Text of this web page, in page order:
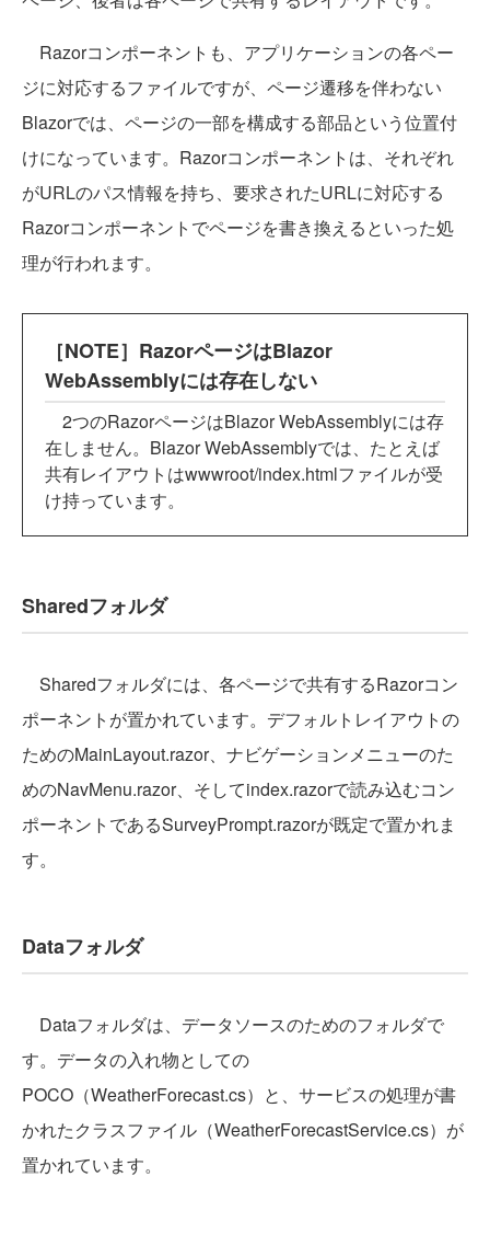
Razorコンポーネントも、アプリケーションの各ペー
ジに対応するファイルですが、ページ遷移を伴わない
Blazorでは、ページの一部を構成する部品という位置付
けになっています。Razorコンポーネントは、それぞれ
がURLのパス情報を持ち、要求されたURLに対応する
Razorコンポーネントでページを書き換えるといった処
理が行われます。
［NOTE］RazorページはBlazor
WebAssemblyには存在しない
2つのRazorページはBlazor WebAssemblyには存
在しません。Blazor WebAssemblyでは、たとえば
共有レイアウトはwwwroot/index.htmlファイルが受
け持っています。
Sharedフォルダ
Sharedフォルダには、各ページで共有するRazorコン
ポーネントが置かれています。デフォルトレイアウトの
ためのMainLayout.razor、ナビゲーションメニューのた
めのNavMenu.razor、そしてindex.razorで読み込むコン
ポーネントであるSurveyPrompt.razorが既定で置かれま
す。
Dataフォルダ
Dataフォルダは、データソースのためのフォルダで
す。データの入れ物としての
POCO（WeatherForecast.cs）と、サービスの処理が書
かれたクラスファイル（WeatherForecastService.cs）が
置かれています。